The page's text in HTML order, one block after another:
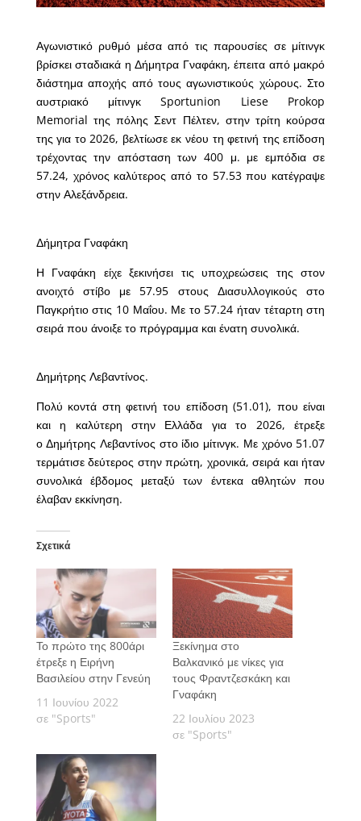
Αγωνιστικό ρυθμό μέσα από τις παρουσίες σε μίτινγκ
βρίσκει σταδιακά η Δήμητρα Γναφάκη, έπειτα από μακρό
διάστημα αποχής από τους αγωνιστικούς χώρους. Στο
αυστριακό μίτινγκ Sportunion Liese Prokop
Memorial της πόλης Σεντ Πέλτεν, στην τρίτη κούρσα
της για το 2026, βελτίωσε εκ νέου τη φετινή της επίδοση
τρέχοντας την απόσταση των 400 μ. με εμπόδια σε
57.24, χρόνος καλύτερος από το 57.53 που κατέγραψε
στην Αλεξάνδρεια.
Δήμητρα Γναφάκη
Η Γναφάκη είχε ξεκινήσει τις υποχρεώσεις της στον
ανοιχτό στίβο με 57.95 στους Διασυλλογικούς στο
Παγκρήτιο στις 10 Μαΐου. Με το 57.24 ήταν τέταρτη στη
σειρά που άνοιξε το πρόγραμμα και ένατη συνολικά.
Δημήτρης Λεβαντίνος.
Πολύ κοντά στη φετινή του επίδοση (51.01), που είναι
και η καλύτερη στην Ελλάδα για το 2026, έτρεξε
ο Δημήτρης Λεβαντίνος στο ίδιο μίτινγκ. Με χρόνο 51.07
τερμάτισε δεύτερος στην πρώτη, χρονικά, σειρά και ήταν
συνολικά έβδομος μεταξύ των έντεκα αθλητών που
έλαβαν εκκίνηση.
Σχετικά
Το πρώτο της 800άρι
έτρεξε η Ειρήνη
Βασιλείου στην Γενεύη
11 Ιουνίου 2022
σε "Sports"
Ξεκίνημα στο
Βαλκανικό με νίκες για
τους Φραντζεσκάκη και
Γναφάκη
22 Ιουλίου 2023
σε "Sports"